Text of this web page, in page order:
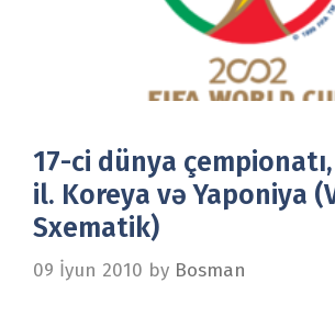
17-ci dünya
il. Koreya və Yaponiya
Sxematik)
09 İyun 2010 by Bosman